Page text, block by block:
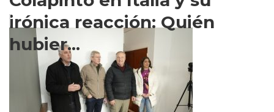
irónica reacción: Quién
hubier...